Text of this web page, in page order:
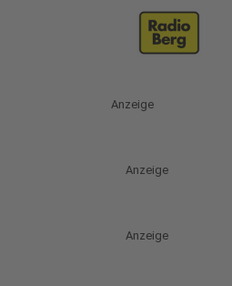
Anzeige
Anzeige
Anzeige